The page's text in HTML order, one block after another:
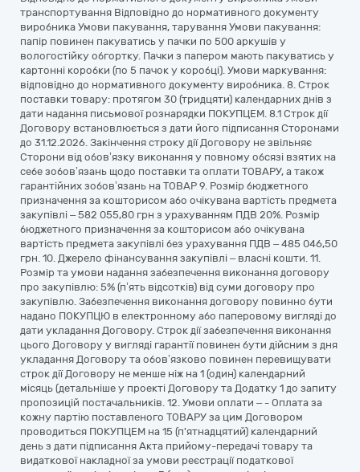
транспортування Відповідно до нормативного документу
виробника Умови пакування, тарування Умови пакування:
папір повинен пакуватись у пачки по 500 аркушів у
вологостійку обгортку. Пачки з папером мають пакуватись у
картонні коробки (по 5 пачок у коробці). Умови маркування:
відповідно до нормативного документу виробника. 8. Строк
поставки товару: протягом 30 (тридцяти) календарних днів з
дати надання письмової рознарядки ПОКУПЦЕМ. 8.1 Строк дії
Договору встановлюється з дати його підписання Сторонами
до 31.12.2026. Закінчення строку дії Договору не звільняє
Сторони від обов’язку виконання у повному обсязі взятих на
себе зобов’язань щодо поставки та оплати ТОВАРУ, а також
гарантійних зобов’язань на ТОВАР 9. Розмір бюджетного
призначення за кошторисом або очікувана вартість предмета
закупівлі – 582 055,80 грн з урахуванням ПДВ 20%. Розмір
бюджетного призначення за кошторисом або очікувана
вартість предмета закупівлі без урахування ПДВ – 485 046,50
грн. 10. Джерело фінансування закупівлі – власні кошти. 11.
Розмір та умови надання забезпечення виконання договору
про закупівлю: 5% (п’ять відсотків) від суми договору про
закупівлю. Забезпечення виконання договору повинно бути
надано ПОКУПЦЮ в електронному або паперовому вигляді до
дати укладання Договору. Строк дії забезпечення виконання
цього Договору у вигляді гарантії повинен бути дійсним з дня
укладання Договору та обов’язково повинен перевищувати
строк дії Договору не менше ніж на 1 (один) календарний
місяць (детальніше у проекті Договору та Додатку 1 до запиту
пропозицій постачальників. 12. Умови оплати – - Оплата за
кожну партію поставленого ТОВАРУ за цим Договором
проводиться ПОКУПЦЕМ на 15 (п'ятнадцятий) календарний
день з дати підписання Акта прийому-передачі товару та
видаткової накладної за умови реєстрації податкової